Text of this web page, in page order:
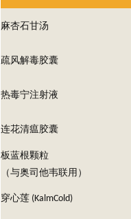
麻杏石甘汤
疏风解毒胶囊
热毒宁注射液
连花清瘟胶囊
板蓝根颗粒
（与奥司他韦联用）
穿心莲 (KalmCold)